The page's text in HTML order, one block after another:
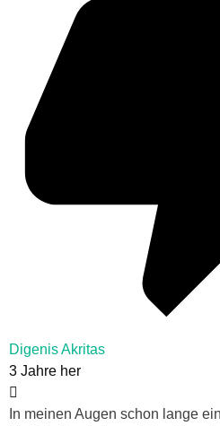
Digenis Akritas
3 Jahre her
In meinen Augen schon lange